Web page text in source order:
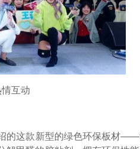
互动
这款新型的绿色环保板材——